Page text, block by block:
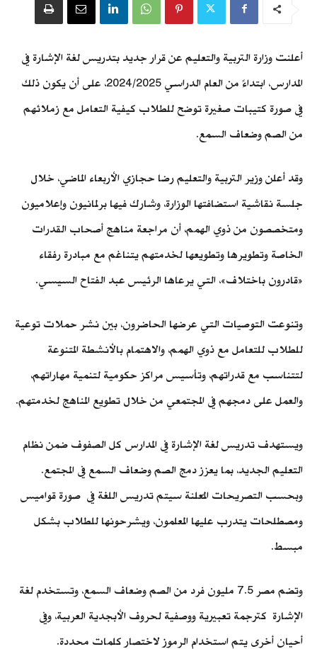
أعلنت وزارة التربية والتعليم عن قرار جديد بتدريس لغة الإشارة في
المدارس، ابتداءً من العام الدراسي 2024/2025، على أن يكون ذلك
في صورة كتيبات صغيرة توضح للطلاب كيفية التعامل مع زملائهم
من الصم وضعاف السمع.
وقد أعلن وزير التربية والتعليم رضا حجازي الأربعاء الماضي، خلال
جلسة نقاشية استضافتها الوزارة، وشارك فيها برلمانيون وإعلاميون
ومتخصصون من ذوي الهمم، أن مراجعة مناهج أصحاب القدرات
الخاصة وتطويرها وتطويعها لخدمتهم يتناغم مع مبادرة رفقاء
«قادرون باختلاف»، التي يرعاها الرئيس عبد الفتاح السيسي.
وتنوعت التوصيات التي عرضها الحاضرون، بين نشر حملات توعية
للطلاب للتعامل مع ذوي الهمم، والاهتمام بالأنشطة المتنوعة
لتتناسب مع قدراتهم، وتأسيس مراكز حكومية لتنمية مهاراتهم،
والعمل على دمجهم في المجتمعي من خلال تطويع المناهج لخدمتهم.
ويستهدف تدريس لغة الإشارة في المدارس كل الصفوف ضمن نظام
التعليم الجديد، بما يعزز دمج الصم وضعاف السمع في المجتمع.
وبحسب التصريحات المُعلنة سيتم تدريس اللغة في صورة قواميس
ومصطلحات يتدرب عليها المعلمون، ويشرحونها للطلاب بشكل
مبسط.
وتضم مصر 7.5 مليون فرد من الصم وضعاف السمع، وتستخدم لغة
الإشارة كترجمة تعبيرية ووصفية لحروف الأبجدية العربية، وفي
أحيان أخرى يتم استخدام الرموز لاختصار كلمات محددة.